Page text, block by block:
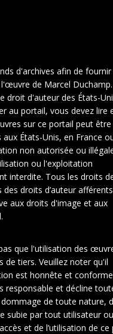
d'archives afin de
de Marcel
droit d'auteur des États-
au portail, vous devez lire
sur ce portail peut être
États-Unis, en France
non autorisée ou
ou l'exploitation
interdite. Tous les droits
droits d’auteur
aux droits d'image et aux
que l'utilisation des
tiers. Veuillez noter qu'il
est honnête et
responsable et décline
de toute nature,
subie par tout utilisateur
et de l’utilisation de ce